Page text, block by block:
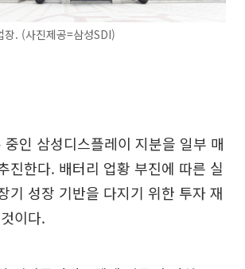
. (사진제공=삼성SDI)
중인 삼성디스플레이 지분을 일부 매
진한다. 배터리 업황 부진에 따른 실
기 성장 기반을 다지기 위한 투자 재
이다.